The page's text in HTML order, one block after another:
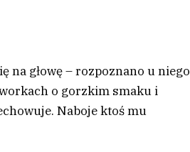
na głowę – rozpoznano u niego
o gorzkim smaku i
Naboje ktoś mu